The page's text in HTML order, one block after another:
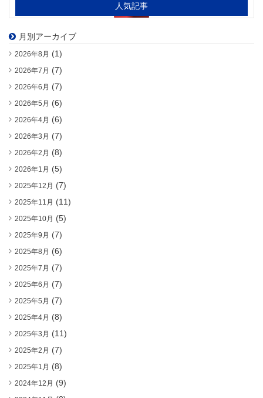
人気記事
月別アーカイブ
2026年8月 (1)
2026年7月 (7)
2026年6月 (7)
2026年5月 (6)
2026年4月 (6)
2026年3月 (7)
2026年2月 (8)
2026年1月 (5)
2025年12月 (7)
2025年11月 (11)
2025年10月 (5)
2025年9月 (7)
2025年8月 (6)
2025年7月 (7)
2025年6月 (7)
2025年5月 (7)
2025年4月 (8)
2025年3月 (11)
2025年2月 (7)
2025年1月 (8)
2024年12月 (9)